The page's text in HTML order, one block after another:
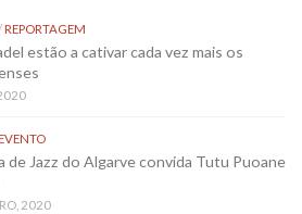
REPORTAGEM
estão a cativar cada vez mais os
de Jazz do Algarve convida Tutu Puoane
2020